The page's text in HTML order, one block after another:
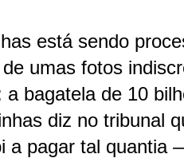
está sendo
umas fotos
a bagatela de 10
diz no tribunal
a pagar tal quantia